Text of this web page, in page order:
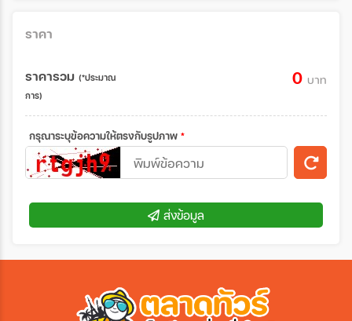
ราคา
ราคารวม (*ประมาณ
การ)
0 บาท
กรุณาระบุข้อความให้ตรงกับรูปภาพ *
ส่งข้อมูล